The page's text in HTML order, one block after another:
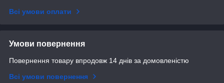
Всі умови оплати
Умови повернення
Повернення товару впродовж 14 днів за домовленістю
Всі умови повернення